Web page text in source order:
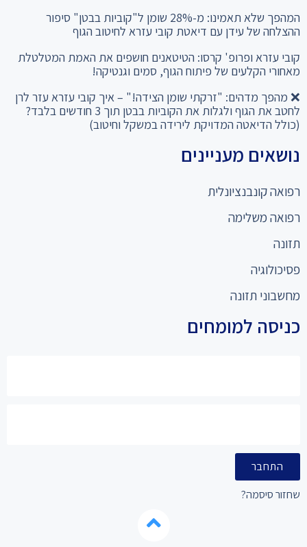
המהפך שלא תאמינו: מ-28% שומן ל"קוביות בבטן" סיפור
ההצלחה של עידן עם דיאטת קובי עזרא לחיטוב הגוף
קובי עזרא ופרופ' קרסו: הטיטאנים חושפים את האמת המטלטלת
מאחורי הקלעים של פיתוח הגוף, סמים וגנטיקה!
❌ מהפך מדהים: "זרקתי שומן הצידה!" – איך קובי עזרא עזר לרן
לחטב את הגוף ולגלות את הקוביות בבטן תוך 3 חודשים בלבד?
(כולל הדיאטה המדויקת לירידה במשקל וחיטוב)
נושאים מעניינים
רפואה קונבנציונלית
רפואה משלימה
תזונה
פסיכולוגיה
מחשבוני תזונה
כניסה למומחים
התחבר
שחזור סיסמה?